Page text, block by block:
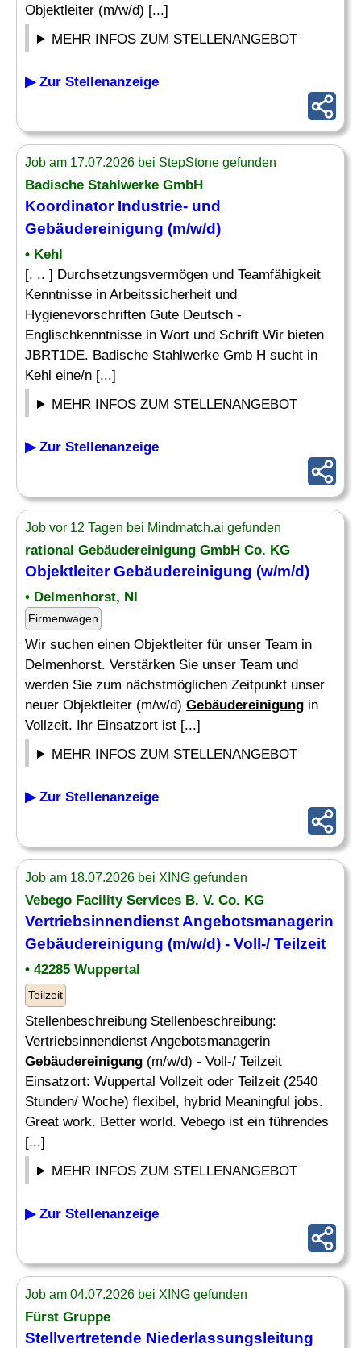
Objektleiter (m/w/d) [...]
MEHR INFOS ZUM STELLENANGEBOT
▶ Zur Stellenanzeige
Job am 17.07.2026 bei StepStone gefunden
Badische Stahlwerke GmbH
Koordinator Industrie- und
Gebäudereinigung (m/w/d)
• Kehl
[. .. ] Durchsetzungsvermögen und Teamfähigkeit
Kenntnisse in Arbeitssicherheit und
Hygienevorschriften Gute Deutsch -
Englischkenntnisse in Wort und Schrift Wir bieten
JBRT1DE. Badische Stahlwerke Gmb H sucht in
Kehl eine/n [...]
MEHR INFOS ZUM STELLENANGEBOT
▶ Zur Stellenanzeige
Job vor 12 Tagen bei Mindmatch.ai gefunden
rational Gebäudereinigung GmbH Co. KG
ObjektleiterGebäudereinigung (w/m/d)
• Delmenhorst, NI
Firmenwagen
Wir suchen einen Objektleiter für unser Team in
Delmenhorst. Verstärken Sie unser Team und
werden Sie zum nächstmöglichen Zeitpunkt unser
neuer Objektleiter (m/w/d) Gebäudereinigung in
Vollzeit. Ihr Einsatzort ist [...]
MEHR INFOS ZUM STELLENANGEBOT
▶ Zur Stellenanzeige
Job am 18.07.2026 bei XING gefunden
Vebego Facility Services B. V. Co. KG
Vertriebsinnendienst Angebotsmanagerin
Gebäudereinigung (m/w/d) - Voll-/ Teilzeit
• 42285 Wuppertal
Teilzeit
Stellenbeschreibung Stellenbeschreibung:
Vertriebsinnendienst Angebotsmanagerin
Gebäudereinigung (m/w/d) - Voll-/ Teilzeit
Einsatzort: Wuppertal Vollzeit oder Teilzeit (2540
Stunden/ Woche) flexibel, hybrid Meaningful jobs.
Great work. Better world. Vebego ist ein führendes
[...]
MEHR INFOS ZUM STELLENANGEBOT
▶ Zur Stellenanzeige
Job am 04.07.2026 bei XING gefunden
Fürst Gruppe
Stellvertretende Niederlassungsleitung